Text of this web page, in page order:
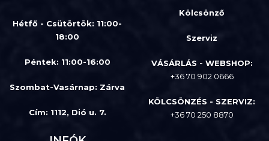
Hétfő - Csütörtök: 11:00-
18:00
Péntek: 11:00-16:00
Szombat-Vasárnap: Zárva
Cím: 1112, Dió u. 7.
Kölcsönző
Szerviz
VÁSÁRLÁS - WEBSHOP:
+36 70 902 0666
KÖLCSÖNZÉS - SZERVIZ:
+36 70 250 8870